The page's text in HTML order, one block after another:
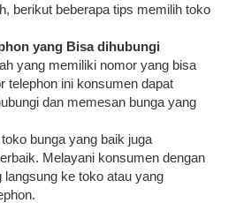
berikut beberapa tips memilih toko
yang Bisa dihubungi
yang memiliki nomor yang bisa
telephon ini konsumen dapat
dan memesan bunga yang
bunga yang baik juga
Melayani konsumen dengan
ke toko atau yang